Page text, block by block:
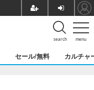
menu
search
セール/無料 カルチャ